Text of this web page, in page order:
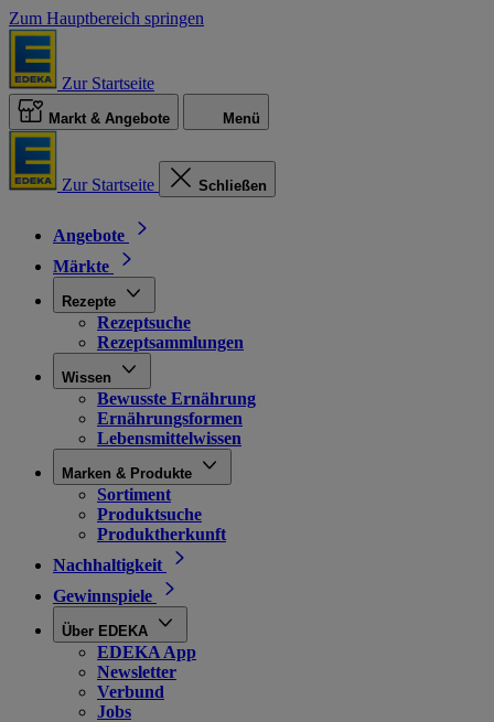
Zum Hauptbereich springen
Zur Startseite
Markt & Angebote Menü
Zur Startseite Schließen
Angebote
Märkte
Rezepte
Rezeptsuche
Rezeptsammlungen
Wissen
Bewusste Ernährung
Ernährungsformen
Lebensmittelwissen
Marken & Produkte
Sortiment
Produktsuche
Produktherkunft
Nachhaltigkeit
Gewinnspiele
Über EDEKA
EDEKA App
Newsletter
Verbund
Jobs